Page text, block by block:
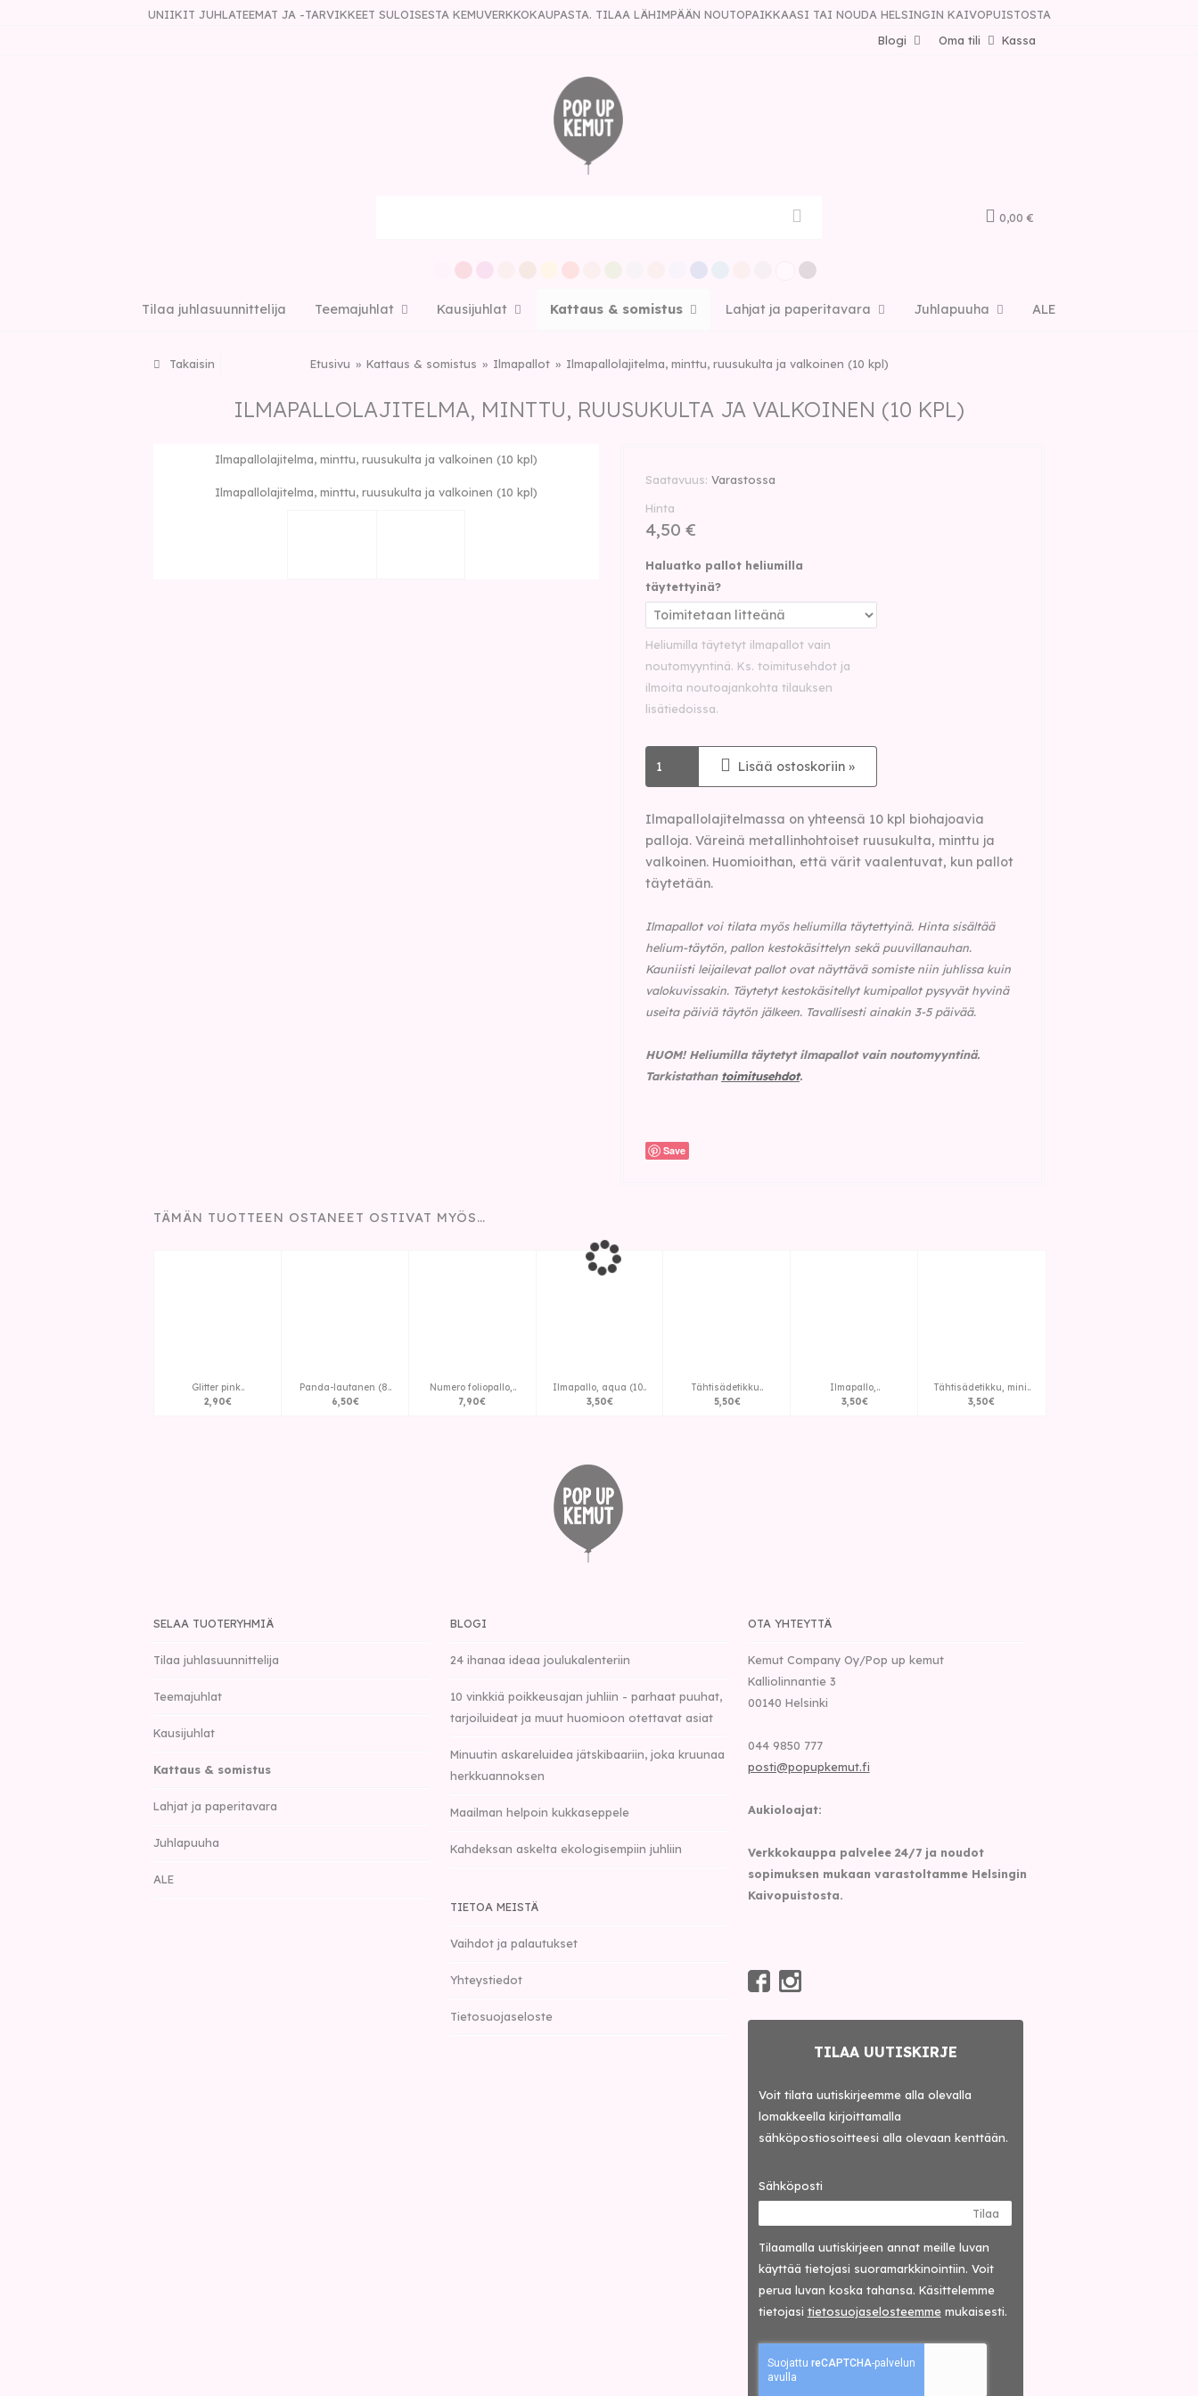
UNIIKIT JUHLATEEMAT JA -TARVIKKEET SULOISESTA KEMUVERKKOKAUPASTA. TILAA LÄHIMPÄÄN NOUTOPAIKKAASI TAI NOUDA HELSINGIN KAIVOPUISTOSTA
Kassa
Oma tili
Blogi
0,00 €
Tilaa juhlasuunnittelija Teemajuhlat Kausijuhlat Kattaus & somistus Lahjat ja paperitavara Juhlapuuha ALE
Takaisin Etusivu Kattaus & somistus Ilmapallot Ilmapallolajitelma, minttu, ruusukulta ja valkoinen (10 kpl)
ILMAPALLOLAJITELMA, MINTTU, RUUSUKULTA JA VALKOINEN (10 KPL)
Ilmapallolajitelma, minttu, ruusukulta ja valkoinen (10 kpl)
Ilmapallolajitelma, minttu, ruusukulta ja valkoinen (10 kpl)
Saatavuus Varastossa
Hinta
4,50 €
Haluatko pallot heliumilla
täytettyinä?
Heliumilla täytetyt ilmapallot vain
noutomyyntinä. Ks. toimitusehdot ja
ilmoita noutoajankohta tilauksen
lisätiedoissa.
Lisää ostoskoriin »
Ilmapallolajitelmassa on yhteensä 10 kpl biohajoavia
palloja. Väreinä metallinhohtoiset ruusukulta, minttu ja
valkoinen. Huomioithan, että värit vaalentuvat, kun pallot
täytetään.
Ilmapallot voi tilata myös heliumilla täytettyinä. Hinta sisältää
helium-täytön, pallon kestokäsittelyn sekä puuvillanauhan.
Kauniisti leijailevat pallot ovat näyttävä somiste niin juhlissa kuin
valokuvissakin. Täytetyt kestokäsitellyt kumipallot pysyvät hyvinä
useita päiviä täytön jälkeen. Tavallisesti ainakin 3-5 päivää.
HUOM! Heliumilla täytetyt ilmapallot vain noutomyyntinä.
Tarkistathan toimitusehdot.
Save
TÄMÄN TUOTTEEN OSTANEET OSTIVAT MYÖS…
Glitter pink..
2,90€
Panda-lautanen (8..
6,50€
Numero foliopallo,..
7,90€
Ilmapallo, aqua (10..
3,50€
Tähtisädetikku..
5,50€
Ilmapallo,..
3,50€
Tähtisädetikku, mini..
3,50€
SELAA TUOTERYHMIÄ
Tilaa juhlasuunnittelija
Teemajuhlat
Kausijuhlat
Kattaus & somistus
Lahjat ja paperitavara
Juhlapuuha
ALE
BLOGI
24 ihanaa ideaa joulukalenteriin
10 vinkkiä poikkeusajan juhliin - parhaat puuhat,
tarjoiluideat ja muut huomioon otettavat asiat
Minuutin askareluidea jätskibaariin, joka kruunaa
herkkuannoksen
Maailman helpoin kukkaseppele
Kahdeksan askelta ekologisempiin juhliin
TIETOA MEISTÄ
Vaihdot ja palautukset
Yhteystiedot
Tietosuojaseloste
OTA YHTEYTTÄ
Kemut Company Oy/Pop up kemut
Kalliolinnantie 3
00140 Helsinki
044 9850 777
posti@popupkemut.fi
Aukioloajat:
Verkkokauppa palvelee 24/7 ja noudot
sopimuksen mukaan varastoltamme Helsingin
Kaivopuistosta.
TILAA UUTISKIRJE
Voit tilata uutiskirjeemme alla olevalla
lomakkeella kirjoittamalla
sähköpostiosoitteesi alla olevaan kenttään.
Sähköposti
Tilaa
Tilaamalla uutis­kirjeen annat meille luvan
käyttää tietojasi suora­markkinointiin. Voit
perua luvan koska tahansa. Käsittelemme
tietojasi tieto­suoja­selosteemmemukaisesti.